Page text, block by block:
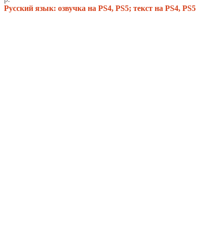
Русский язык: озвучка на PS4, PS5; текст на PS4, PS5